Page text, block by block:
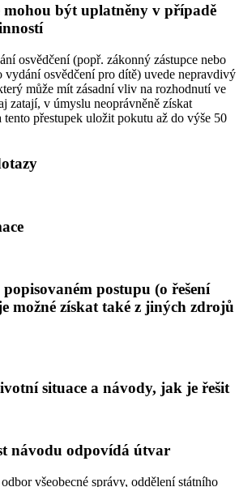
mohou být uplatněny v případě
osvědčení (popř. zákonný zástupce nebo
vydání osvědčení pro dítě) uvede nepravdivý
může mít zásadní vliv na rozhodnutí ve
zatají, v úmyslu neoprávněně získat
tento přestupek uložit pokutu až do výše 50
postupu (o řešení
možné získat také z jiných zdrojů
situace a návody, jak je řešit
návodu odpovídá útvar
všeobecné správy, oddělení státního